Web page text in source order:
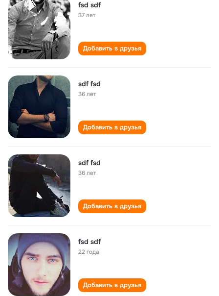
fsd sdf
37 лет
Добавить в друзья
sdf fsd
36 лет
Добавить в друзья
sdf fsd
36 лет
Добавить в друзья
fsd sdf
22 года
Добавить в друзья